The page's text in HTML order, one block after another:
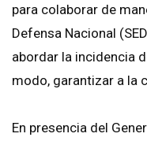
para colaborar de
Defensa Nacional
abordar la incidencia
modo, garantizar a la
En presencia del